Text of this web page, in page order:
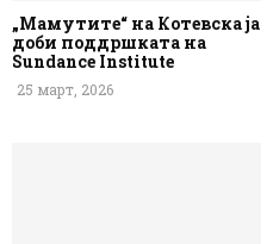
„Мамутите“ на Котевска ја
доби поддршката на
Sundance Institute
25 март, 2026